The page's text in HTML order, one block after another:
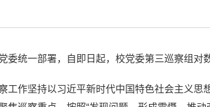
委统一部署，自即日起，校党委第三巡察组对
工作坚持以习近平新时代中国特色社会主义思